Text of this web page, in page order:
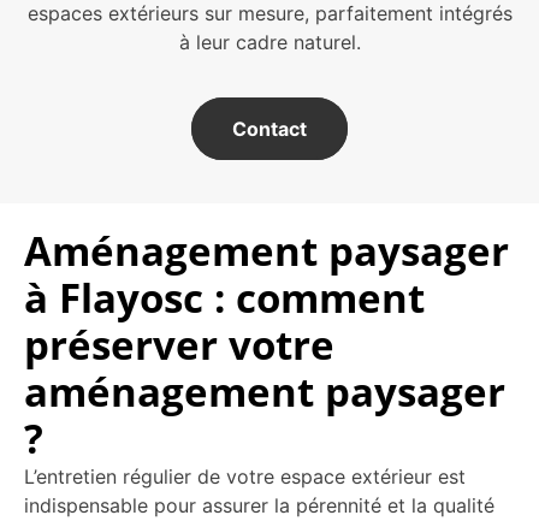
espaces extérieurs sur mesure, parfaitement intégrés
à leur cadre naturel.
Contact
Aménagement paysager
à Flayosc : comment
préserver votre
aménagement paysager
?
L’entretien régulier de votre espace extérieur est
indispensable pour assurer la pérennité et la qualité